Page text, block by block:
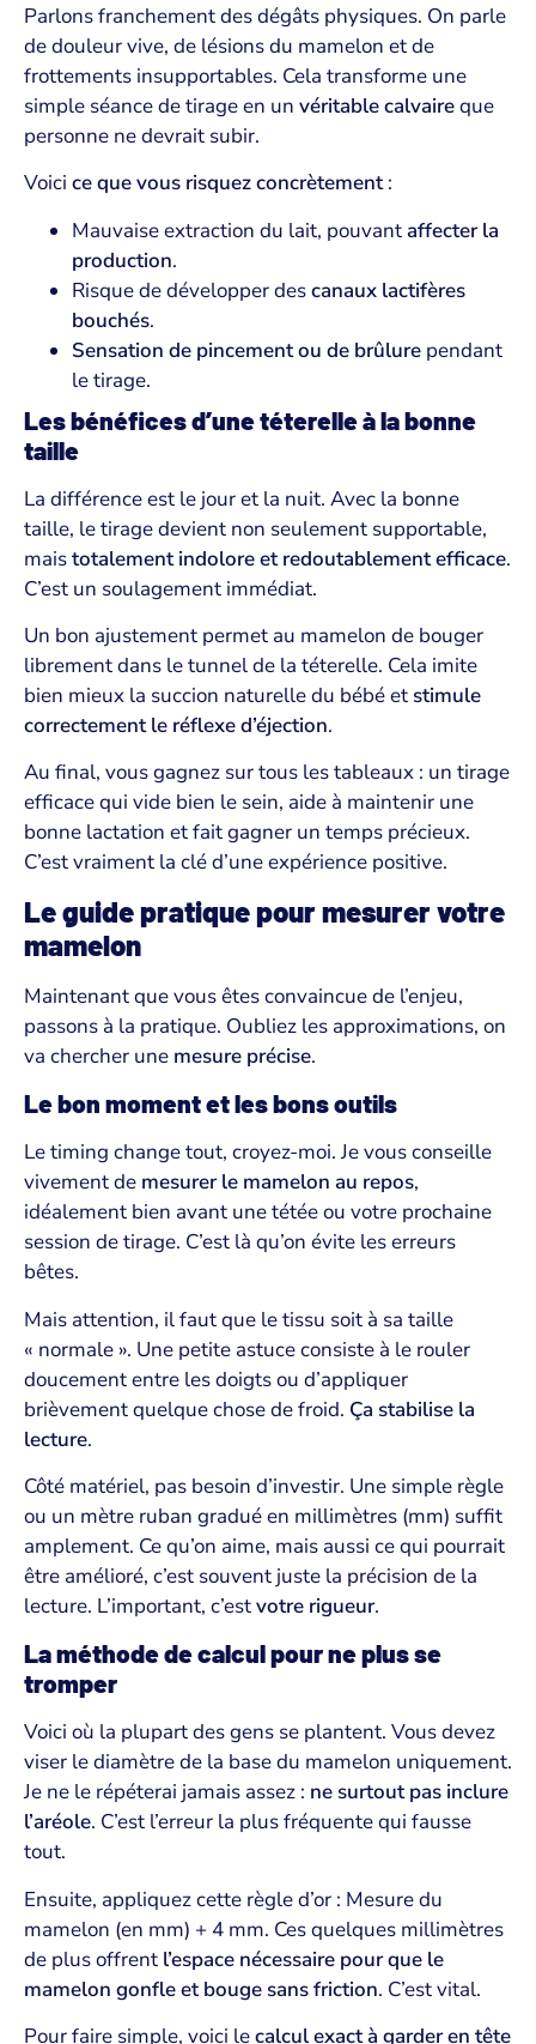
Parlons franchement des dégâts physiques. On parle
de douleur vive, de lésions du mamelon et de
frottements insupportables. Cela transforme une
simple séance de tirage en un véritable calvaireque
personne ne devrait subir.
Voici ce que vous risquez concrètement:
Mauvaise extraction du lait, pouvantaffecter la
production.
Risque de développer descanaux lactifères
bouchés.
Sensation de pincement ou de brûlure pendant
le tirage.
Les bénéfices d’une téterelle à la bonne
taille
La différence est le jour et la nuit. Avec la bonne
taille, le tirage devient non seulement supportable,
maistotalement indolore et redoutablement efficace.
C’est un soulagement immédiat.
Un bon ajustement permet au mamelon de bouger
librement dans le tunnel de la téterelle. Cela imite
bien mieux la succion naturelle du bébé et stimule
correctement le réflexe d’éjection.
Au final, vous gagnez sur tous les tableaux : un tirage
efficace qui vide bien le sein, aide à maintenir une
bonne lactation et fait gagner un temps précieux.
C’est vraiment la clé d’une expérience positive.
Le guide pratique pour mesurer votre
mamelon
Maintenant que vous êtes convaincue de l’enjeu,
passons à la pratique. Oubliez les approximations, on
va chercher une mesure précise.
Le bon moment et les bons outils
Le timing change tout, croyez-moi. Je vous conseille
vivement de mesurer le mamelon au repos,
idéalement bien avant une tétée ou votre prochaine
session de tirage. C’est là qu’on évite les erreurs
bêtes.
Mais attention, il faut que le tissu soit à sa taille
« normale ». Une petite astuce consiste à le rouler
doucement entre les doigts ou d’appliquer
brièvement quelque chose de froid. Ça stabilise la
lecture.
Côté matériel, pas besoin d’investir. Une simple règle
ou un mètre ruban gradué en millimètres (mm) suffit
amplement. Ce qu’on aime, mais aussi ce qui pourrait
être amélioré, c’est souvent juste la précision de la
lecture. L’important, c’estvotre rigueur.
La méthode de calcul pour ne plus se
tromper
Voici où la plupart des gens se plantent. Vous devez
viser le diamètre de la base du mamelon uniquement.
Je ne le répéterai jamais assez : ne surtout pas inclure
l’aréole. C’est l’erreur la plus fréquente qui fausse
tout.
Ensuite, appliquez cette règle d’or : Mesure du
mamelon (en mm) + 4 mm. Ces quelques millimètres
de plus offrent l’espace nécessaire pour que le
mamelon gonfle et bouge sans friction. C’est vital.
Pour faire simple, voici lecalcul exact à garder en tête